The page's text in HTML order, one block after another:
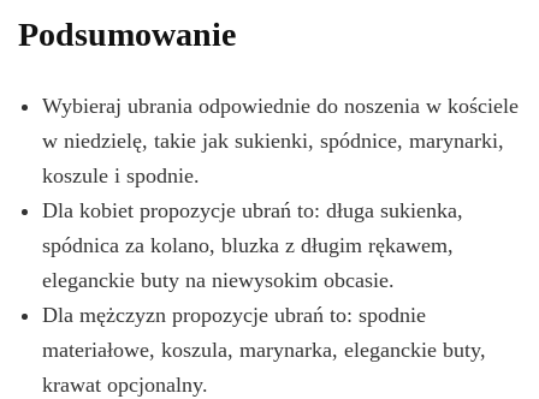
Podsumowanie
Wybieraj ubrania odpowiednie do noszenia w kościele
w niedzielę, takie jak sukienki, spódnice, marynarki,
koszule i spodnie.
Dla kobiet propozycje ubrań to: długa sukienka,
spódnica za kolano, bluzka z długim rękawem,
eleganckie buty na niewysokim obcasie.
Dla mężczyzn propozycje ubrań to: spodnie
materiałowe, koszula, marynarka, eleganckie buty,
krawat opcjonalny.